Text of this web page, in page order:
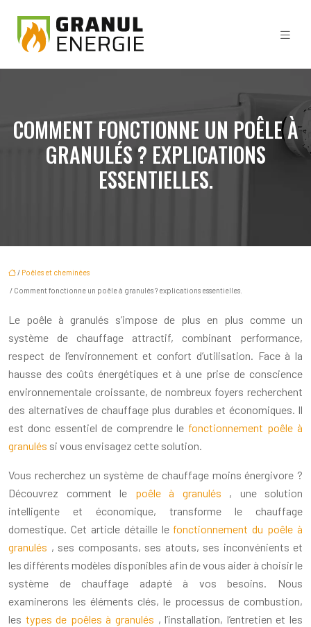
COMMENT FONCTIONNE UN POÊLE À
GRANULÉS ? EXPLICATIONS
ESSENTIELLES.
/ Poêles et cheminées
/ Comment fonctionne un poêle à granulés ? explications essentielles.
Le poêle à granulés s’impose de plus en plus comme un
système de chauffage attractif, combinant performance,
respect de l’environnement et confort d’utilisation. Face à la
hausse des coûts énergétiques et à une prise de conscience
environnementale croissante, de nombreux foyers recherchent
des alternatives de chauffage plus durables et économiques. Il
est donc essentiel de comprendre le fonctionnement poêle à
granulés si vous envisagez cette solution.
Vous recherchez un système de chauffage moins énergivore ?
Découvrez comment le poêle à granulés , une solution
intelligente et économique, transforme le chauffage
domestique. Cet article détaille le fonctionnement du poêle à
granulés , ses composants, ses atouts, ses inconvénients et
les différents modèles disponibles afin de vous aider à choisir le
système de chauffage adapté à vos besoins. Nous
examinerons les éléments clés, le processus de combustion,
les types de poêles à granulés , l’installation, l’entretien et les